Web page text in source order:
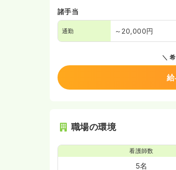
諸手当
通勤 ～20,000円
職場の環境
看護師数
5名